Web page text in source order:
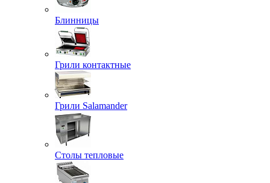
Блинницы
Грили контактные
Грили Salamander
Столы тепловые